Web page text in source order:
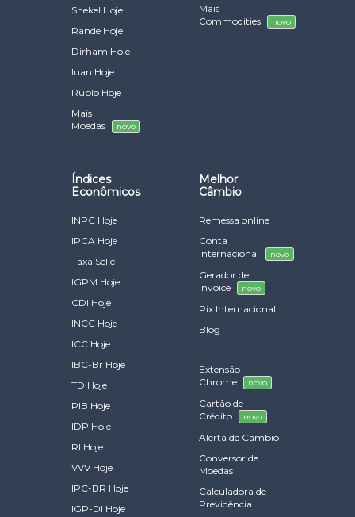
Shekel Hoje
Rande Hoje
Dirham Hoje
Iuan Hoje
Rublo Hoje
Mais
Moedas
novo
Mais
Commodities
novo
Índices
Econômicos
INPC Hoje
IPCA Hoje
Taxa Selic
IGPM Hoje
CDI Hoje
INCC Hoje
ICC Hoje
IBC-Br Hoje
TD Hoje
PIB Hoje
IDP Hoje
RI Hoje
VVV Hoje
IPC-BR Hoje
IGP-DI Hoje
Melhor
Câmbio
Remessa online
Conta
Internacional
novo
Gerador de
Invoice
novo
Pix Internacional
Blog
Extensão
Chrome
novo
Cartão de
Crédito
novo
Alerta de Câmbio
Conversor de
Moedas
Calculadora de
Previdência